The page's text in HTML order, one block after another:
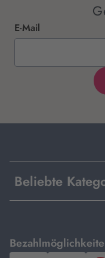
E-Mail
Beliebte
mit